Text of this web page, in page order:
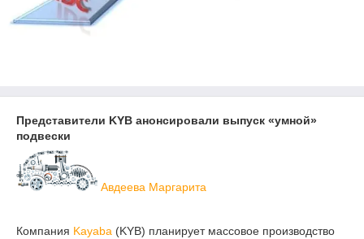
Представители KYB анонсировали выпуск «умной»
подвески
Авдеева Маргарита
Компания Kayaba (KYB) планирует массовое производство